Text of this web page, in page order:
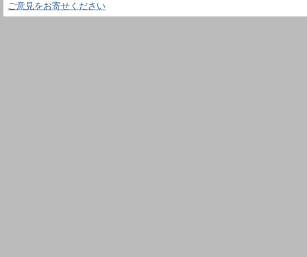
ご意見をお寄せください